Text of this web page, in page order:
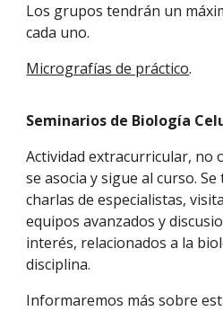
Los grupos tendrán un
cada uno.
Micrografías de práctico.
Seminarios de Biología
Actividad extracurricular, no
se asocia y sigue al curso.
charlas de especialistas,
equipos avanzados y
interés, relacionados a la
disciplina.
Informaremos más sobre